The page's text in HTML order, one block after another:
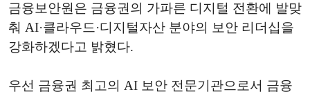
금융보안원은 금융권의 가파른 디지털 전환에 발맞
춰 AI·클라우드·디지털자산 분야의 보안 리더십을
강화하겠다고 밝혔다.
우선 금융권 최고의 AI 보안 전문기관으로서 금융